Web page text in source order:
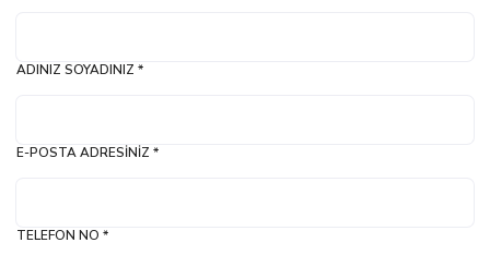
ADINIZ SOYADINIZ *
E-POSTA ADRESINIZ *
TELEFON NO *